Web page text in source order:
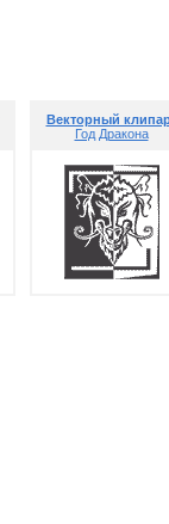
Векторный
Год Дракона